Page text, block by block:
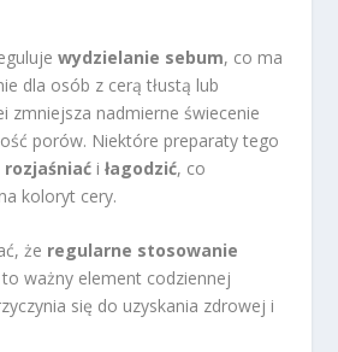
wydzielanie sebum, co ma
dla osób z cerą tłustą lub
zmniejsza nadmierne świecenie
porów. Niektóre preparaty tego
rozjaśniać iłagodzić, co
koloryt cery.
że regularne stosowanie
to ważny element codziennej
się do uzyskania zdrowej i